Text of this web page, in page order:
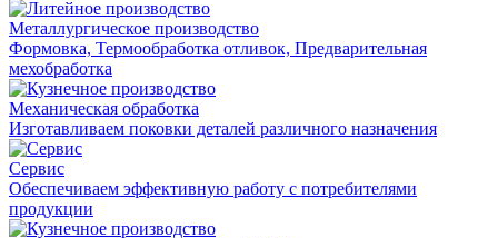
Металлургическое производство
Формовка, Термообработка отливок, Предварительная
мехобработка
Механическая обработка
Изготавливаем поковки деталей различного назначения
Сервис
Обеспечиваем эффективную работу с потребителями
продукции